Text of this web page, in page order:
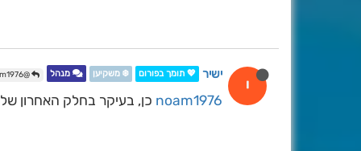
י ישיר 💖 תומך בפורום ❄️ משקיען מנהל @noam1976
noam1976 כן, בעיקר בחלק האחרון